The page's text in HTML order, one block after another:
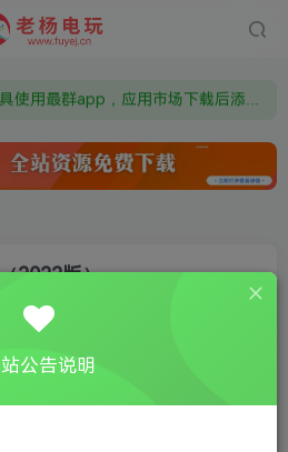
需要什么游戏请联系客服，若链接失效请联系客服，百度网盘边上的激活码也是解压密码
由于微信被封，沟通工具使用最群app，应用市场下载后添加好友：Y9FA49 以后用最群交流解决问题。不再使用微信！
2022版）
版）
公告说明